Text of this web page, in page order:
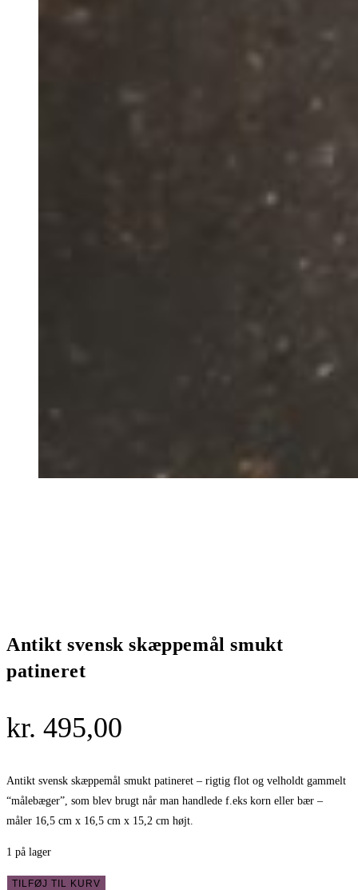
Antikt svensk skæppemål smukt
patineret
kr. 495,00
Antikt svensk skæppemål smukt patineret – rigtig flot og velholdt gammelt
“målebæger”, som blev brugt når man handlede f.eks korn eller bær –
måler 16,5 cm x 16,5 cm x 15,2 cm højt.
1 på lager
Antikt
TILFØJ TIL KURV